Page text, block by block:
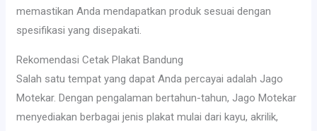
memastikan Anda mendapatkan produk sesuai dengan
spesifikasi yang disepakati.
Rekomendasi Cetak Plakat Bandung
Salah satu tempat yang dapat Anda percayai adalah Jago
Motekar. Dengan pengalaman bertahun-tahun, Jago Motekar
menyediakan berbagai jenis plakat mulai dari kayu, akrilik,